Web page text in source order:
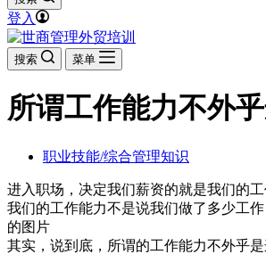
登入
搜索 菜单
所谓工作能力不外
职业技能/综合管理知识
进入职场，决定我们薪资的就是我们的
我们的工作能力不是说我们做了多少工
的图片
其实，说到底，所谓的工作能力不外乎是